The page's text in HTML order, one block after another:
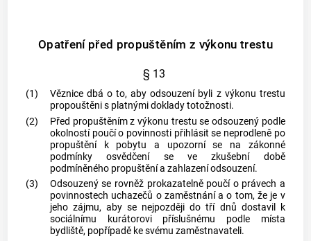
Opatření před propuštěním z výkonu trestu
§ 13
(1)
Věznice dbá o to, aby odsouzení byli z výkonu trestu
propouštěni s platnými doklady totožnosti.
(2)
Před propuštěním z výkonu trestu se odsouzený podle
okolností poučí o povinnosti přihlásit se neprodleně po
propuštění k pobytu a upozorní se na zákonné
podmínky osvědčení se ve zkušební době
podmíněného propuštění a zahlazení odsouzení.
(3)
Odsouzený se rovněž prokazatelně poučí o právech a
povinnostech uchazečů o zaměstnání a o tom, že je v
jeho zájmu, aby se nejpozději do tří dnů dostavil k
sociálnímu kurátorovi příslušnému podle místa
bydliště, popřípadě ke svému zaměstnavateli.